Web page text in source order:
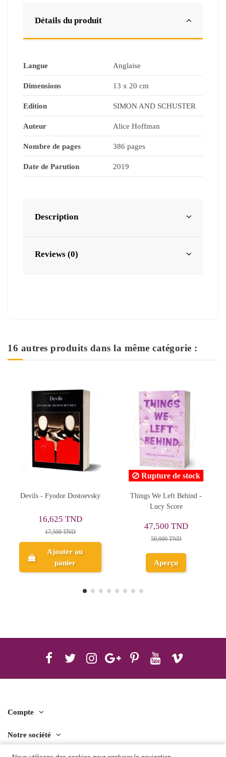
Détails du produit
Langue Anglaise
Dimensions 13 x 20 cm
Edition SIMON AND SCHUSTER
Auteur Alice Hoffman
Nombre de pages 386 pages
Date de Parution 2019
Description
Reviews (0)
16 autres produits dans la même catégorie :
Things We Left Behind -
47,500 TND
Aperçu
Harry Potter and the
Philosopher's Stone - J.K.
Ajouter au
panier
Compte
Notre société